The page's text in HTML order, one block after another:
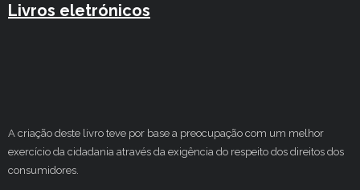
Livros eletrónicos
A criação deste livro teve por base a preocupação com um melhor
exercício da cidadania através da exigência do respeito dos direitos dos
consumidores.